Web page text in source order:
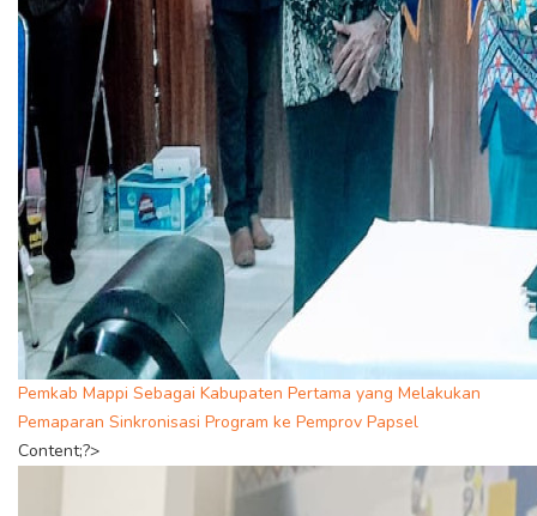
Pemkab Mappi Sebagai Kabupaten Pertama yang Melakukan
Pemaparan Sinkronisasi Program ke Pemprov Papsel
Content;?>